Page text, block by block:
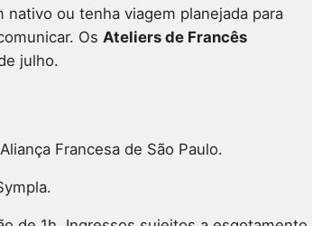
ou tenha viagem planejada para
Os Ateliers de Francês
julho.
Francesa de São Paulo.